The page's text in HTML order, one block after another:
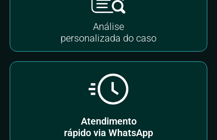
Análise
personalizada do caso
Atendimento
rápido via WhatsApp